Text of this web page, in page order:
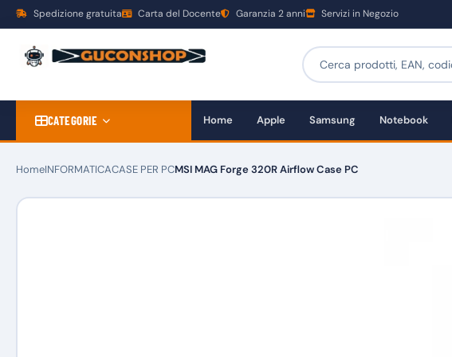
Spedizione gratuita Carta del Docente Garanzia 2 anni Servizi in Negozio
CATEGORIE Home Apple Samsung Notebook
HomeINFORMATICACASE PER PCMSI MAG Forge 320R Airflow Case PC